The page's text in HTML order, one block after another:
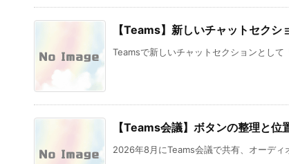
【Teams】新しいチャットセク
Teamsで新しいチャットセクションとし
【Teams会議】ボタンの整理と位
2026年8月にTeams会議で共有、オーデ